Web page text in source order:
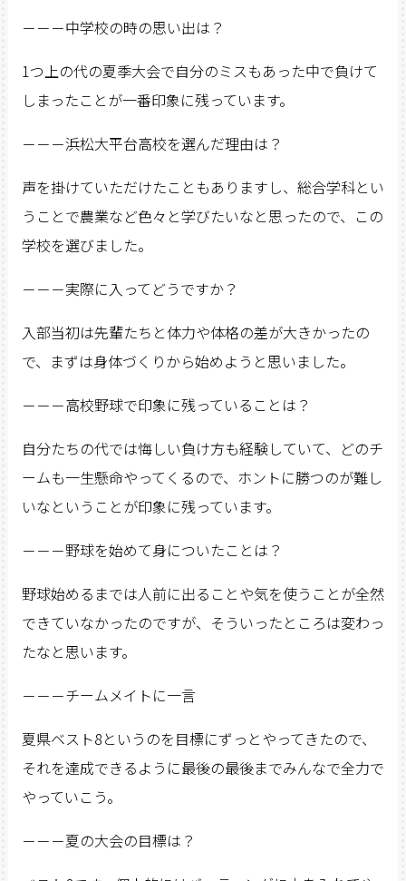
－－－中学校の時の思い出は？
1つ上の代の夏季大会で自分のミスもあった中で負けて
しまったことが一番印象に残っています。
－－－浜松大平台高校を選んだ理由は？
声を掛けていただけたこともありますし、総合学科とい
うことで農業など色々と学びたいなと思ったので、この
学校を選びました。
－－－実際に入ってどうですか？
入部当初は先輩たちと体力や体格の差が大きかったの
で、まずは身体づくりから始めようと思いました。
－－－高校野球で印象に残っていることは？
自分たちの代では悔しい負け方も経験していて、どのチ
ームも一生懸命やってくるので、ホントに勝つのが難し
いなということが印象に残っています。
－－－野球を始めて身についたことは？
野球始めるまでは人前に出ることや気を使うことが全然
できていなかったのですが、そういったところは変わっ
たなと思います。
－－－チームメイトに一言
夏県ベスト8というのを目標にずっとやってきたので、
それを達成できるように最後の最後までみんなで全力で
やっていこう。
－－－夏の大会の目標は？